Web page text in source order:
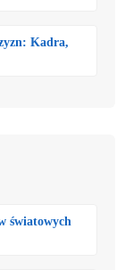
Kadra,
światowych